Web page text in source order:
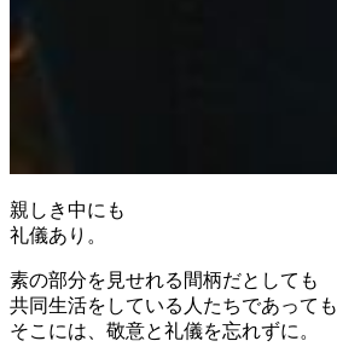
親しき中にも
礼儀あり。
素の部分を見せれる間柄だとしても
共同生活をしている人たちであっても
そこには、敬意と礼儀を忘れずに。